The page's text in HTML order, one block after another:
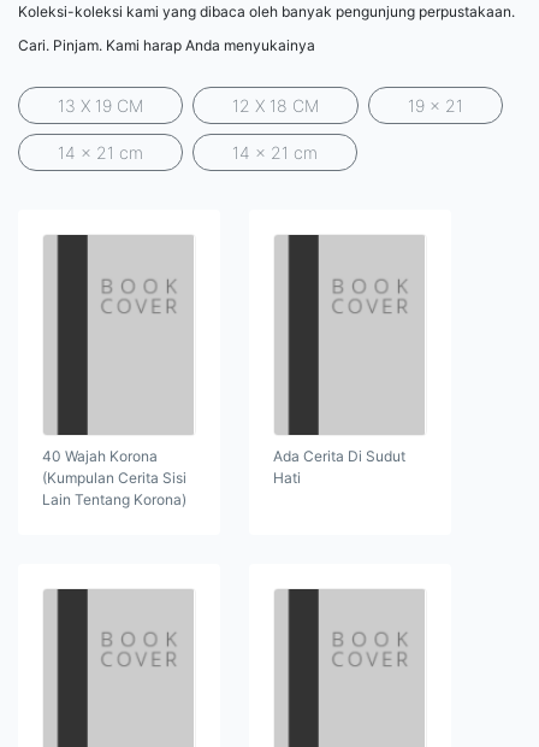
Koleksi-koleksi kami yang dibaca oleh banyak pengunjung perpustakaan.
Cari. Pinjam. Kami harap Anda menyukainya
13 X 19 CM 12 X 18 CM 19 x 21
14 x 21 cm 14 x 21 cm
40 Wajah Korona
(Kumpulan Cerita Sisi
Lain Tentang Korona)
Ada Cerita Di Sudut
Hati